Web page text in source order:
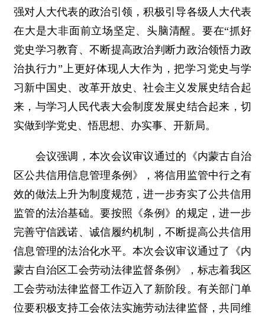
强对人大代表的政治引领，积极引导各级人大代表
在大是大非面前立场坚定、头脑清醒。要在“抓好
党史学习教育、不断提高政治判断力政治领悟力政
治执行力”上更好体现人大作为，把学习党史与学
习新中国史、改革开放史、社会主义发展史结合起
来，与学习人民代表大会制度发展史结合起来，切
实做到学党史、悟思想、办实事、开新局。
会议强调，本次会议审议通过的《内蒙古自治
区公共信用信息管理条例》，将信用监管中行之有
效的做法上升为制度规范，进一步夯实了公共信用
监管的法治基础。要按照《条例》的规定，进一步
完善守信践诺、诚信履约机制，不断提高公共信用
信息管理的法治化水平。本次会议审议通过了《内
蒙古自治区工会劳动法律监督条例》，标志着我区
工会劳动法律监督工作迈入了新阶段。有关部门单
位要积极支持工会依法实施劳动法律监督，共同维